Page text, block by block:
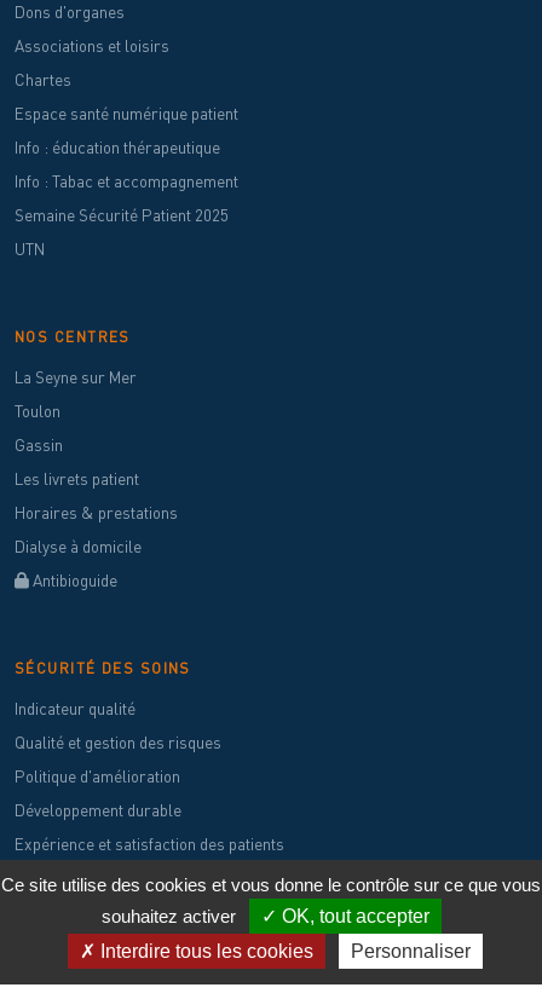
Dons d'organes
Associations et loisirs
Chartes
Espace santé numérique patient
Info : éducation thérapeutique
Info : Tabac et accompagnement
Semaine Sécurité Patient 2025
UTN
NOS CENTRES
La Seyne sur Mer
Toulon
Gassin
Les livrets patient
Horaires & prestations
Dialyse à domicile
Antibioguide
SÉCURITÉ DES SOINS
Indicateur qualité
Qualité et gestion des risques
Politique d'amélioration
Développement durable
Expérience et satisfaction des patients
Instances
Ce site utilise des cookies et vous donne le contrôle sur ce que vous
souhaitez activer
✓ OK, tout accepter
✗ Interdire tous les cookies
Personnaliser